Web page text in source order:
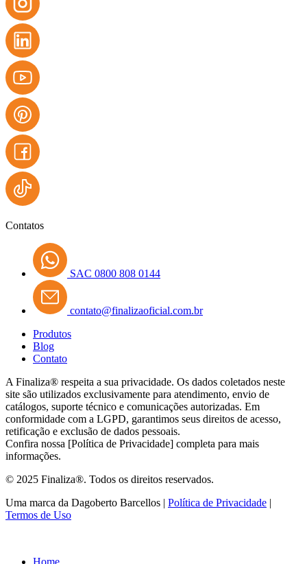
Contatos
SAC 0800 808 0144
contato@finalizaoficial.com.br
Produtos
Blog
Contato
A Finaliza® respeita a sua privacidade. Os dados coletados neste
site são utilizados exclusivamente para atendimento, envio de
catálogos, suporte técnico e comunicações autorizadas. Em
conformidade com a LGPD, garantimos seus direitos de acesso,
retificação e exclusão de dados pessoais.
Confira nossa [Política de Privacidade] completa para mais
informações.
© 2025 Finaliza®. Todos os direitos reservados.
Uma marca da Dagoberto Barcellos | Política de Privacidade |
Termos de Uso
Home